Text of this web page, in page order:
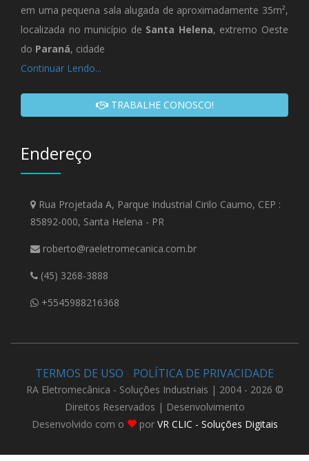
em uma pequena sala alugada de aproximadamente 35m²,
localizada no município de Santa Helena, extremo Oeste
do Paraná, cidade
Continuar Lendo...
TRABALHE CONOSCO!
Endereço
Rua Projetada A, Parque Industrial Cirilo Caumo, CEP :
85892-000, Santa Helena - PR
roberto@raeletromecanica.com.br
(45) 3268-3888
+5545988216368
TERMOS DE USO POLÍTICA DE PRIVACIDADE
RA Eletromecânica - Soluções Industriais | 2004 - 2026 ©
Direitos Reservados | Desenvolvimento
Desenvolvido com o
por VR CLIC - Soluções Digitais